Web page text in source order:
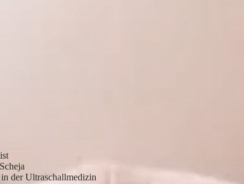
der Ultraschallmedizin